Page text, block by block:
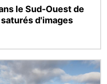
le Sud-Ouest de
d'images